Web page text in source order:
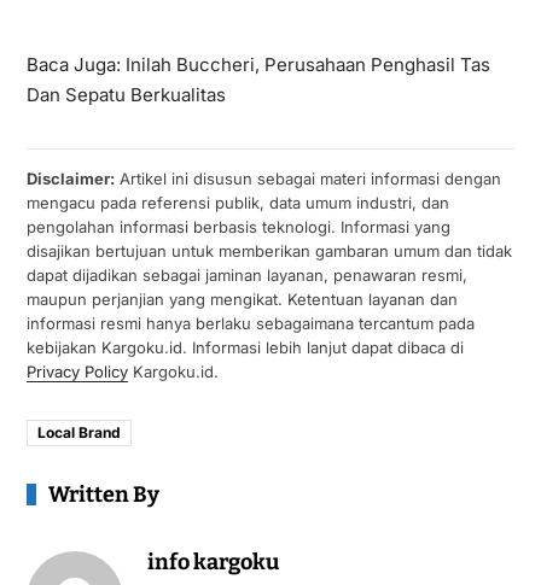
Baca Juga: Inilah Buccheri, Perusahaan Penghasil Tas
Dan Sepatu Berkualitas
Disclaimer:Artikel ini disusun sebagai materi informasi dengan
mengacu pada referensi publik, data umum industri, dan
pengolahan informasi berbasis teknologi. Informasi yang
disajikan bertujuan untuk memberikan gambaran umum dan tidak
dapat dijadikan sebagai jaminan layanan, penawaran resmi,
maupun perjanjian yang mengikat. Ketentuan layanan dan
informasi resmi hanya berlaku sebagaimana tercantum pada
kebijakan Kargoku.id. Informasi lebih lanjut dapat dibaca di
Privacy PolicyKargoku.id.
Local Brand
Written By
info kargoku